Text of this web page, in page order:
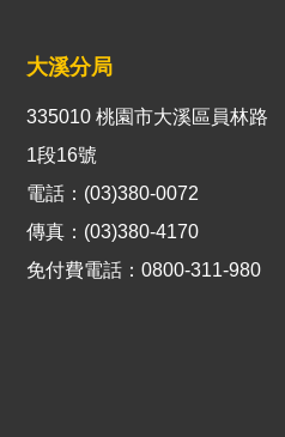
大溪分局
335010 桃園市大溪區員林路
1段16號
電話：(03)380-0072
傳真：(03)380-4170
免付費電話：0800-311-980